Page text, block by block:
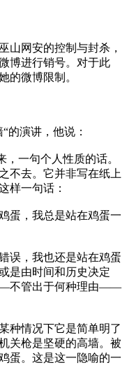
山网安的控制与封杀，
博进行销号。对于此
的微博限制。
的演讲，他说：
，一句个人性质的话。
不去。它并非写在纸上
样一句话：
蛋，我总是站在鸡蛋一
误，我也还是站在鸡蛋
是由时间和历史决定
不管出于何种理由——
种情况下它是简单明了
关枪是坚硬的高墙。被
蛋。这是这一隐喻的一